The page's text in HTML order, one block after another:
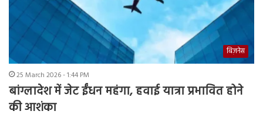
बिज़नेस
25 March 2026 - 1:44 PM
बांग्लादेश में जेट ईंधन महंगा, हवाई यात्रा प्रभावित होने
की आशंका